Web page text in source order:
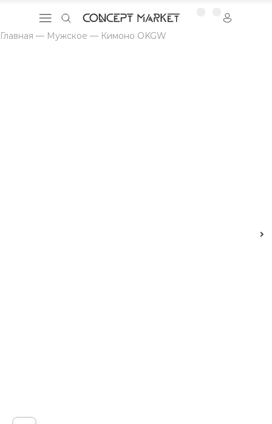
Главная — Мужское — Кимоно OKGW